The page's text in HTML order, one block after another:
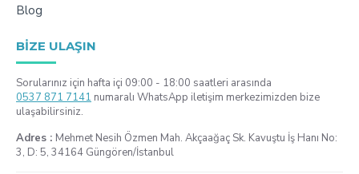
Blog
BIZE ULAŞIN
Sorularınız için hafta içi 09:00 - 18:00 saatleri arasında
0537 871 7141 numaralı WhatsApp iletişim merkezimizden bize
ulaşabilirsiniz.
Adres : Mehmet Nesih Özmen Mah. Akçaağaç Sk. Kavuştu İş Hanı No:
3, D: 5, 34164 Güngören/İstanbul